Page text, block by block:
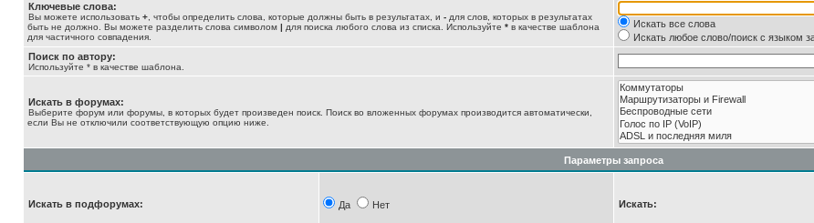
Ключевые слова:
Вы можете использовать + , чтобы определить слова, которые должны быть в результатах, и - для слов, которых в результатах
быть не должно. Вы можете разделить слова символом | для поиска любого слова из списка. Используйте * в качестве шаблона
для частичного совпадения.
Искать все слова
Искать любое слово/поиск с языком
Поиск по автору:
Используйте * в качестве шаблона.
Искать в форумах:
Выберите форум или форумы, в которых будет произведен поиск. Поиск во вложенных форумах производится автоматически,
если Вы не отключили соответствующую опцию ниже.
Параметры запроса
Искать в подфорумах: Да Нет Искать: